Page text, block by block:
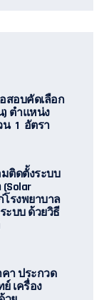
สอบคัดเลือก
) ตำแหน่ง
1 อัตรา
ติดตั้งระบบ
โรงพยาบาล
ะบบ ด้วยวิธี
า ประกวด
เครื่อง